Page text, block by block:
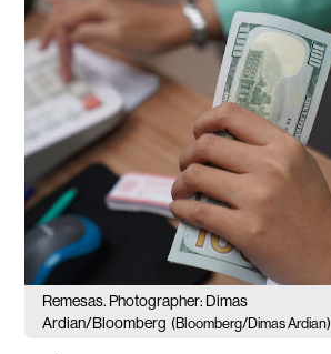
Remesas. Photographer: Dimas
Ardian/Bloomberg (Bloomberg/Dimas Ardian)